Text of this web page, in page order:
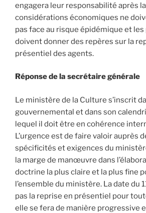
engagera leur responsabilité après
considérations économiques ne
pas face au risque épidémique et
doivent donner des repères sur la
présentiel des agents.
Réponse de la secrétaire générale
Le ministère de la Culture s’inscrit
gouvernemental et dans son
lequel il doit être en cohérence
L’urgence est de faire valoir auprès
spécificités et exigences du
la marge de manœuvre dans
doctrine la plus claire et la plus fine
l’ensemble du ministère. La date du
pas la reprise en présentiel pour
elle se fera de manière progressive